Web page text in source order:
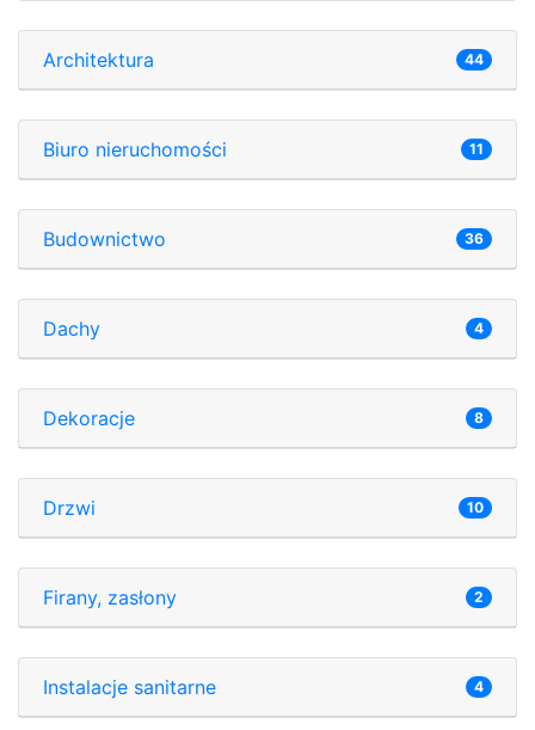
Architektura 44
Biuro nieruchomości 11
Budownictwo 36
Dachy 4
Dekoracje 8
Drzwi 10
Firany, zasłony 2
Instalacje sanitarne 4